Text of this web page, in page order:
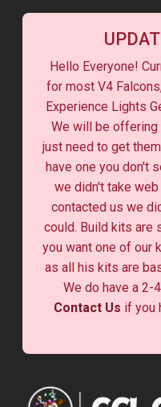
Hello Everyone!
for most V4
Experience Lights
We will be
just need to get
have one you don't
we didn't take
contacted us we
could. Build kits are
you want one of our
as all his kits are
We do have a 2-
Contact Us if you